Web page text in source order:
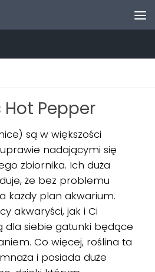
Pepper
są w większości
nadającymi się
zbiornika. Ich duża
że bez problemu
każdy plan akwarium.
akwaryści, jak i Ci
dla siebie gatunki będące
Co więcej, roślina ta
i posiada duże